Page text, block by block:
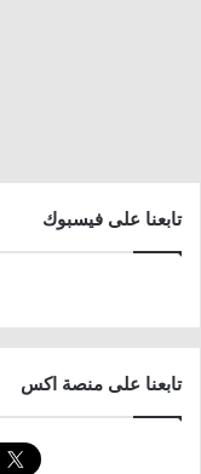
تابعنا على فيسبوك
تابعنا على منصة اكس